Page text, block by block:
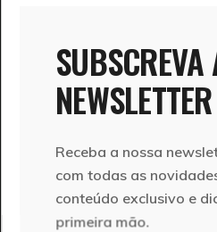
mais nós. É neste espírito que
um espaço de partilha das
experiências em viagem.
CONTACTE-NOS
NEWSLETTER
Receba a nossa
com todas as
conteúdo exclusivo e
primeira mão.